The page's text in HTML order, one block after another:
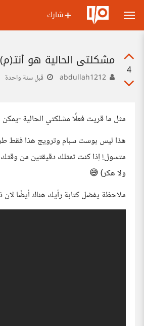
شارك
4
مشكلتي الحالية هو
قبل سنة واحدة
مثل ما قريت فعلًا مشلكتي الحالية -
هذا ليس بوست سبام وترويج هذا فقط
متسول! إذا كنت تمتلك دقيقتين من وقتك
ولا هكر) 😅
ملاحظة يفضل كتابة رأيك هناك أيضًا